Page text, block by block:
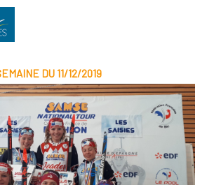
DU 11/12/2019